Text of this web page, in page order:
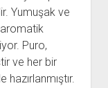
Yumuşak ve
Puro,
ve her bir